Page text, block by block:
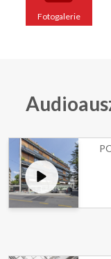
Fotogalerie